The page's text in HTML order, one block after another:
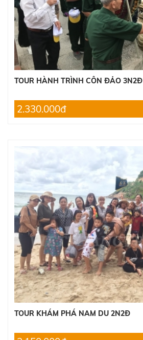
TOUR HÀNH TRÌNH CÔN ĐẢO 3N2Đ
2.330.000đ
TOUR KHÁM PHÁ NAM DU 2N2Đ